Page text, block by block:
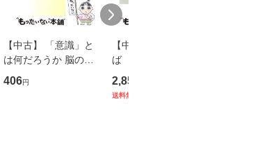
【中古】 「意識」と
は何だろうか 脳の来
歴、知覚の錯誤 （講
談社現代新書） / 下条
406円
【中古】 耳をすませ
ば 〈2枚組〉 [DVD] /
ブエナ・ビスタ・ホー
ム・エンターテイメン
2,852
送料無料